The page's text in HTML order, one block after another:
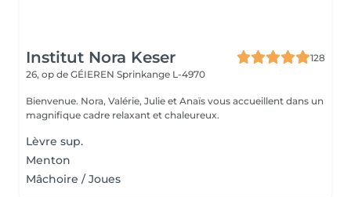
Institut Nora Keser
128
26, op de GÉIEREN Sprinkange L-4970
Bienvenue. Nora, Valérie, Julie et Anaïs vous accueillent dans un
magnifique cadre relaxant et chaleureux.
Lèvre sup.
Menton
Mâchoire / Joues